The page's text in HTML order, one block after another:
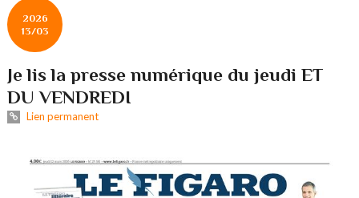
2026
13/03
Je lis la presse numérique du jeudi ET
DU VENDREDI
Lien permanent